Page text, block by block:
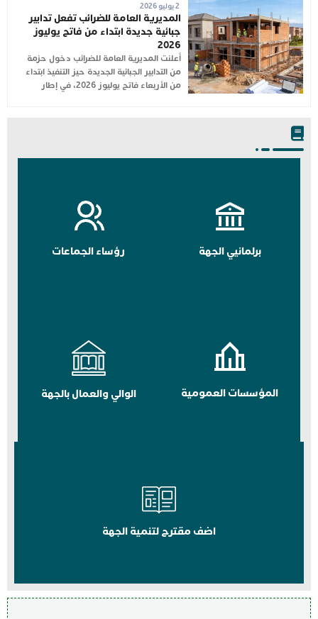
2 يوليو 2026
المديرية العامة للضرائب تفعل تدابير
جبائية جديدة ابتداء من فاتح يوليوز
2026
أعلنت المديرية العامة للضرائب دخول حزمة
من التدابير الجبائية الجديدة حيز التنفيذ ابتداء
من الأربعاء فاتح يوليوز 2026، في إطار
برلمانيي الجهة رؤساء الجماعات
المؤسسات العمومية الوالي والعمال بالجهة
اضف مقترح لتنمية الجهة